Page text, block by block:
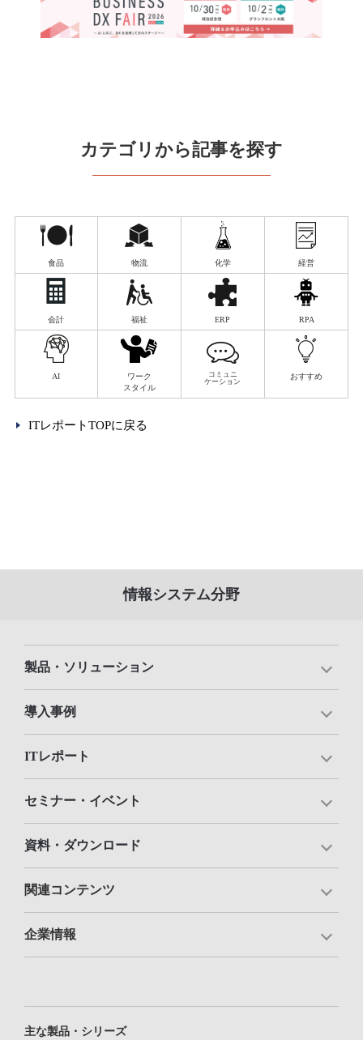
カテゴリから記事を探す
食品 物流 化学 経営
会計 福祉 ERP RPA
AI
ワーク
スタイル
コミュニ
ケーション
おすすめ
ITレポートTOPに戻る
情報システム分野
製品・ソリューション
導入事例
ITレポート
セミナー・イベント
資料・ダウンロード
関連コンテンツ
企業情報
主な製品・シリーズ